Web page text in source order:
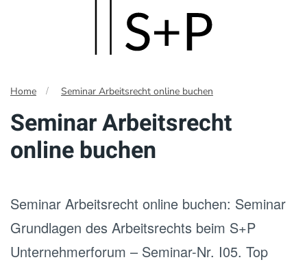
main
content
Home Seminar Arbeitsrecht online buchen
Seminar Arbeitsrecht
online buchen
Seminar Arbeitsrecht online buchen: Seminar
Grundlagen des Arbeitsrechts beim S+P
Unternehmerforum – Seminar-Nr. I05. Top